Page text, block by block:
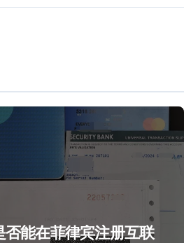
否能在菲律宾注册互联